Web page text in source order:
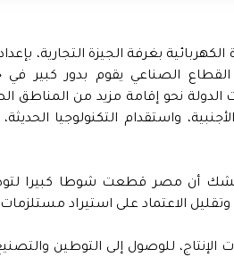
بغرفة الجيزة التجارية،
الصناعي يقوم بدور كبير في
نحو إقامة مزيد من المناطق
واستقدام التكنولوجيا
للشك أن مصر قطعت شوطا كبيرا
الاعتماد على استيراد مستلزمات
للوصول إلى التوطين والتصنيع